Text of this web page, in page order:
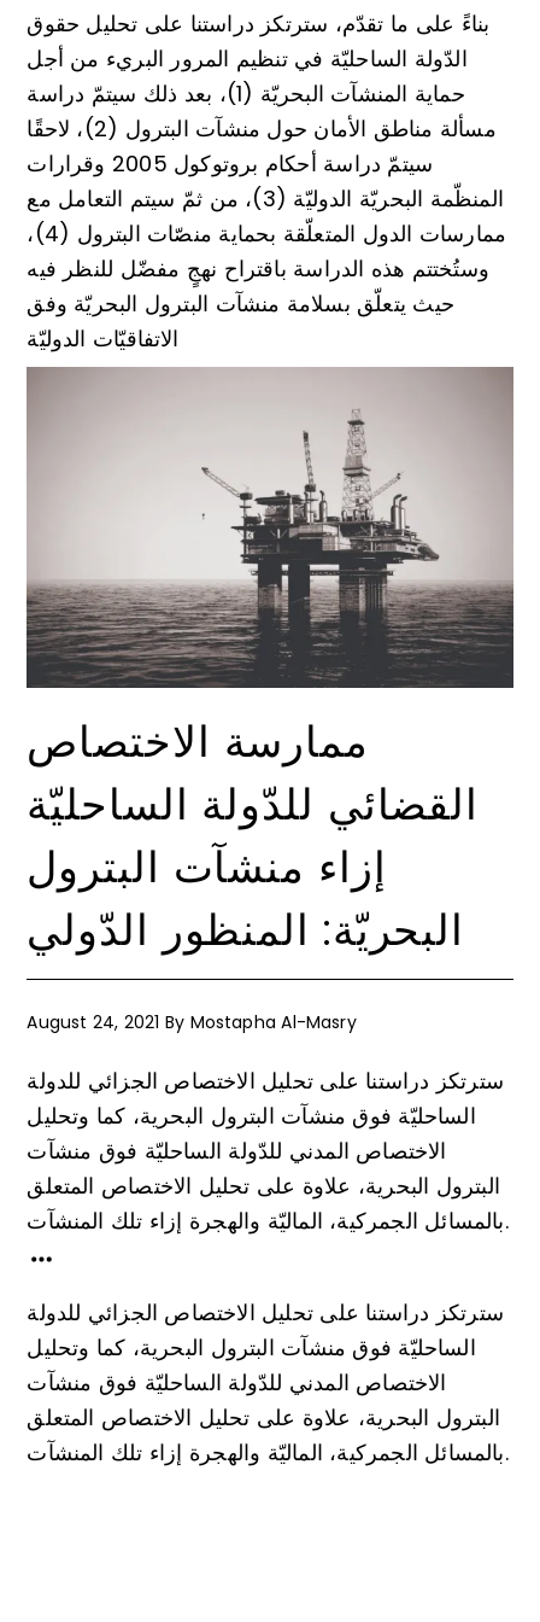
بناءً على ما تقدّم، سترتكز دراستنا على تحليل حقوق
الدّولة الساحليّة في تنظيم المرور البريء من أجل
حماية المنشآت البحريّة (1)، بعد ذلك سيتمّ دراسة
مسألة مناطق الأمان حول منشآت البترول (2)، لاحقًا
سيتمّ دراسة أحكام بروتوكول 2005 وقرارات
المنظّمة البحريّة الدوليّة (3)، من ثمّ سيتم التعامل مع
ممارسات الدول المتعلّقة بحماية منصّات البترول (4)،
وستُختتم هذه الدراسة باقتراح نهجٍ مفضّل للنظر فيه
حيث يتعلّق بسلامة منشآت البترول البحريّة وفق
الاتفاقيّات الدوليّة
ممارسة الاختصاص
القضائي للدّولة الساحليّة
إزاء منشآت البترول
البحريّة: المنظور الدّولي
August 24, 2021 By Mostapha Al-Masry
سترتكز دراستنا على تحليل الاختصاص الجزائي للدولة
الساحليّة فوق منشآت البترول البحرية، كما وتحليل
الاختصاص المدني للدّولة الساحليّة فوق منشآت
البترول البحرية، علاوة على تحليل الاختصاص المتعلق
بالمسائل الجمركية، الماليّة والهجرة إزاء تلك المنشآت.
سترتكز دراستنا على تحليل الاختصاص الجزائي للدولة
الساحليّة فوق منشآت البترول البحرية، كما وتحليل
الاختصاص المدني للدّولة الساحليّة فوق منشآت
البترول البحرية، علاوة على تحليل الاختصاص المتعلق
بالمسائل الجمركية، الماليّة والهجرة إزاء تلك المنشآت.